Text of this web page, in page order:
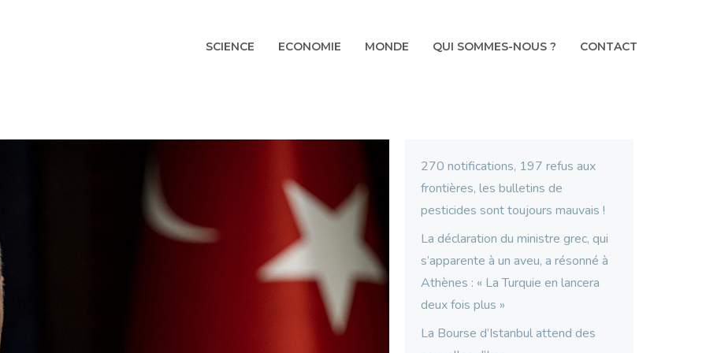
SCIENCE ECONOMIE MONDE QUI SOMMES-NOUS ? CONTACT
270 notifications, 197 refus aux
frontières, les bulletins de
pesticides sont toujours mauvais !
La déclaration du ministre grec, qui
s’apparente à un aveu, a résonné à
Athènes : « La Turquie en lancera
deux fois plus »
La Bourse d’Istanbul attend des